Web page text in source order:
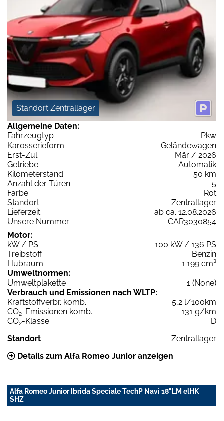
Standort Zentrallager
Allgemeine Daten:
Fahrzeugtyp
Pkw
Karosserieform
Geländewagen
Erst-Zul.
Mär / 2026
Getriebe
Automatik
Kilometerstand
50 km
Anzahl der Türen
5
Farbe
Rot
Standort
Zentrallager
Lieferzeit
ab ca. 12.08.2026
Unsere Nummer
CAR3030854
Motor:
kW / PS
100 kW / 136 PS
Treibstoff
Benzin
Hubraum
1.199 cm³
Umweltnormen:
Umweltplakette
1 (None)
Verbrauch und Emissionen nach WLTP:
Kraftstoffverbr. komb.
5,2 l/100km
CO2-Emissionen komb.
131 g/km
CO2-Klasse
D
Standort
Zentrallager
Details zum Alfa Romeo Junior anzeigen
Alfa Romeo Junior Ibrida Speciale TechP Navi 18"LM elHK
SHZ